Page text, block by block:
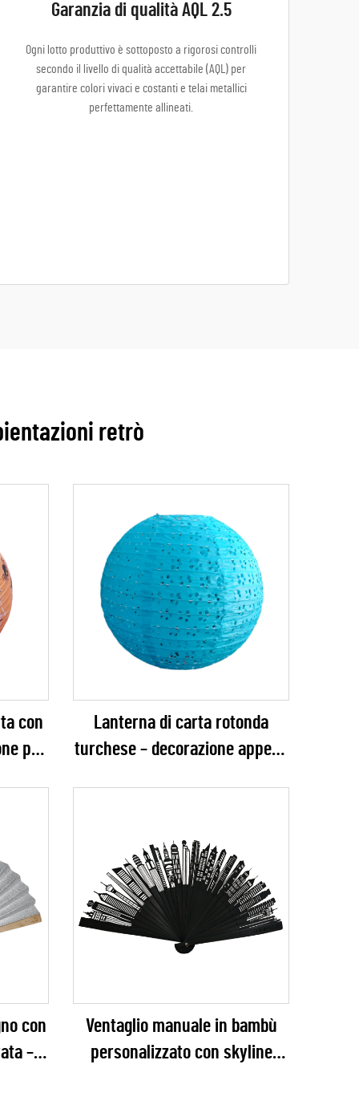
Garanzia di qualità AQL 2.5
Ogni lotto produttivo è sottoposto a rigorosi controlli
secondo il livello di qualità accettabile (AQL) per
garantire colori vivaci e costanti e telai metallici
perfettamente allineati.
retrò
con
per
Lanterna di carta rotonda
turchese – decorazione appesa
con
–
Ventaglio manuale in bambù
personalizzato con skyline